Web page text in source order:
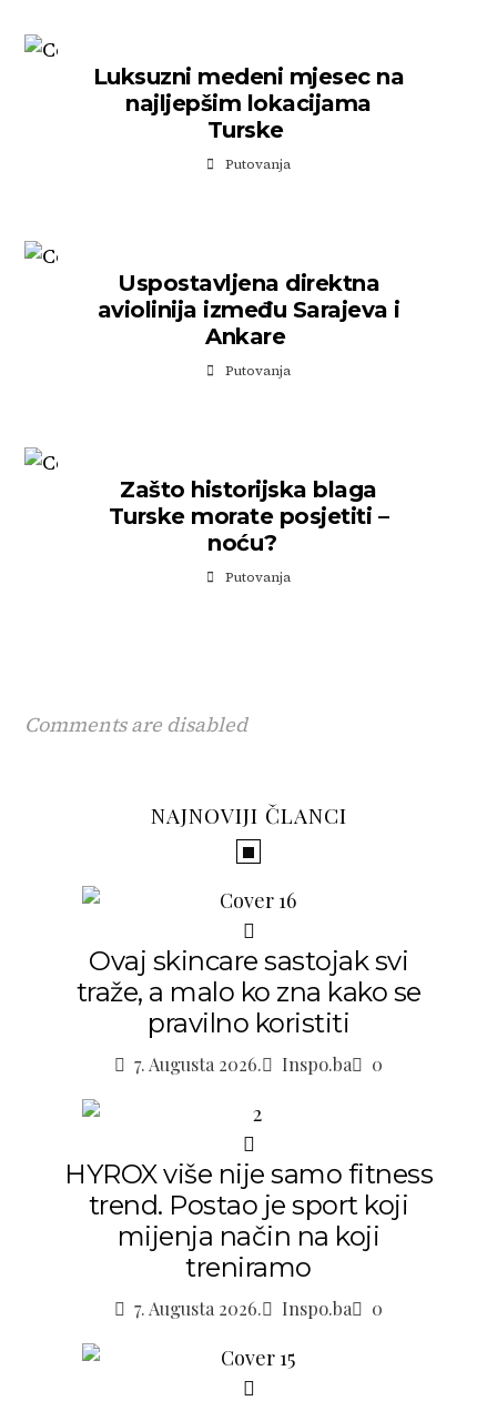
Luksuzni medeni mjesec na
najljepšim lokacijama
Turske
Putovanja
Uspostavljena direktna
aviolinija između Sarajeva i
Ankare
Putovanja
Zašto historijska blaga
Turske morate posjetiti –
noću?
Putovanja
Comments are disabled
NAJNOVIJI ČLANCI
Ovaj skincare sastojak svi
traže, a malo ko zna kako se
pravilno koristiti
7. Augusta 2026. Inspo.ba 0
HYROX više nije samo fitness
trend. Postao je sport koji
mijenja način na koji
treniramo
7. Augusta 2026. Inspo.ba 0